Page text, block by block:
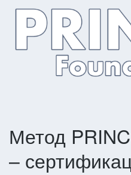
Метод
–